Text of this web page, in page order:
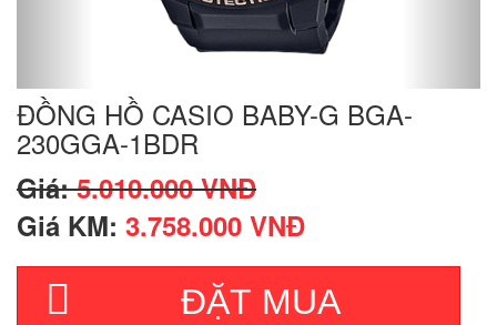
ĐỒNG HỒ CASIO BABY-G BGA-
230GGA-1BDR
Giá:5.010.000 VNĐ
Giá KM: 3.758.000 VNĐ
ĐẶT MUA